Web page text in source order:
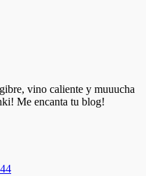
vino caliente y muuucha
Me encanta tu blog!